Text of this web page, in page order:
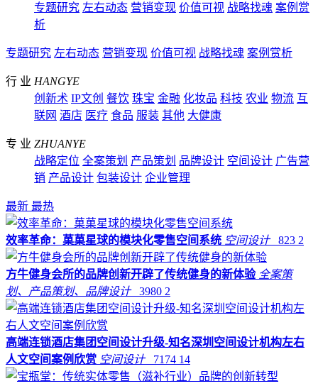
专题研究 左右动态 营销变现 价值可视 战略找魂 案例赏
析
专题研究 左右动态 营销变现 价值可视 战略找魂 案例赏析
行 业 HANGYE
创新术 IP文创 餐饮 珠宝 金融 化妆品 科技 农业 物流 互
联网 酒店 医疗 食品 服装 其他 大健康
专 业 ZHUANYE
战略定位 全案策划 产品策划 品牌设计 空间设计 广告营
销 产品设计 包装设计 企业管理
最新 最热
效率革命：菓菓星球的模块化零售空间系统 空间设计 823 2
方牛健身会所的品牌创新开辟了传统健身的新体验 全案策
划、产品策划、品牌设计 3980 2
高端连锁酒店集团空间设计升级-知名深圳空间设计机构左右
人文空间案例欣赏 空间设计 7174 14